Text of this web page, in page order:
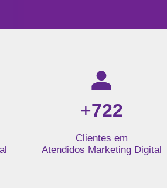
agência de marketing digital: mais
+722
Clientes em
Atendidos Marketing Digital